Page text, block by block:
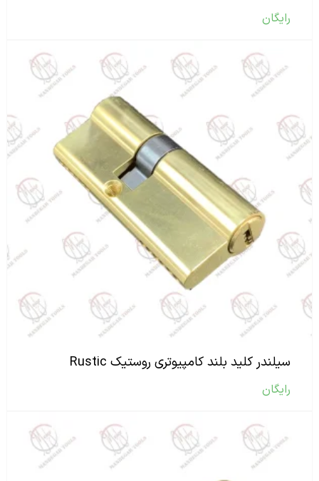
رایگان
سیلندر کلید بلند کامپیوتری روستیک Rustic
رایگان